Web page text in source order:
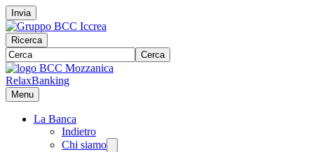
Invia
Ricerca
Cerca
RelaxBanking
Menu
La Banca
Indietro
Chi siamo